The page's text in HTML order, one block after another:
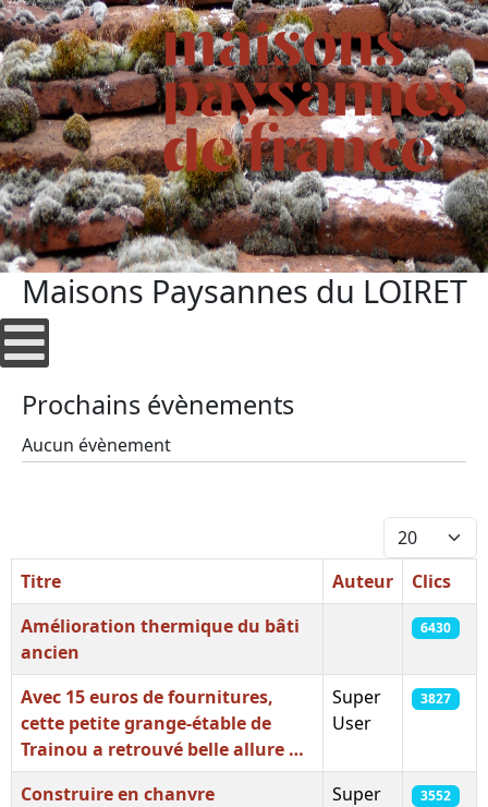
Maisons Paysannes du LOIRET
Prochains évènements
Aucun évènement
Afficher #
Titre Auteur
Clics
Amélioration thermique du bâti
ancien
6430
Avec 15 euros de fournitures,
cette petite grange-étable de
Trainou a retrouvé belle allure …
Super
User
3827
Construire en chanvre
Super
3552